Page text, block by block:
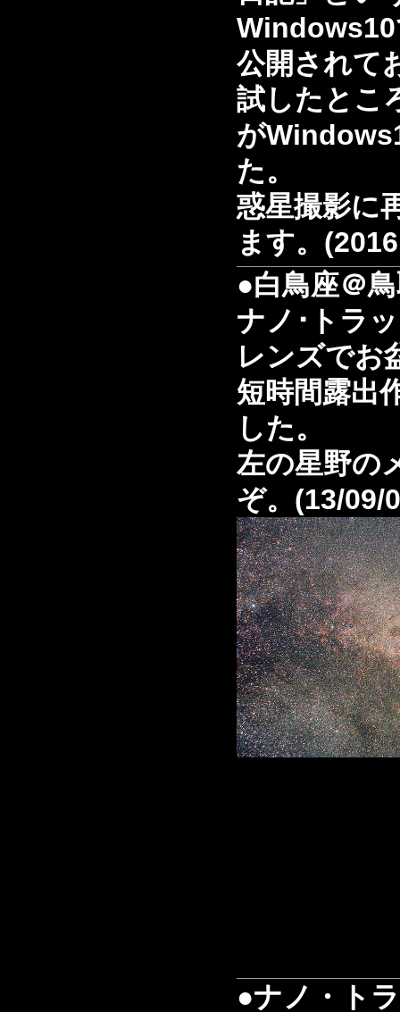
Windows10
公開されて
試したとこ
が
た。
惑星撮影に
ます。
●白鳥座＠
ナノ･トラ
レンズでお
短時間露出
した。
左の星野の
ぞ。(13/09/
●ナノ・ト